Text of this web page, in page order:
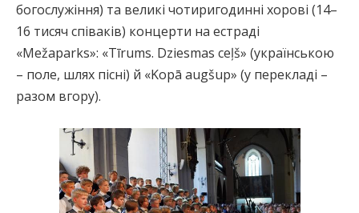
богослужіння) та великі чотиригодинні хорові (14–
16 тисяч співаків) концерти на естраді
«Mežaparks»: «Tīrums. Dziesmas ceļš» (українською
– поле, шлях пісні) й «Kopā augšup» (у перекладі –
разом вгору).